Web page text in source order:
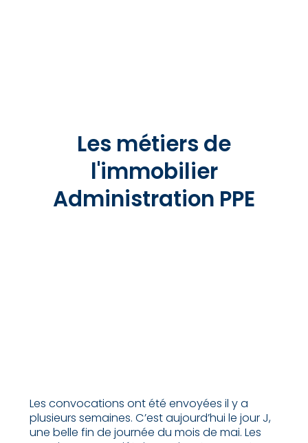
Les métiers de
l'immobilier
Administration PPE
Les convocations ont été envoyées il y a
plusieurs semaines. C’est aujourd’hui le jour J,
une belle fin de journée du mois de mai. Les